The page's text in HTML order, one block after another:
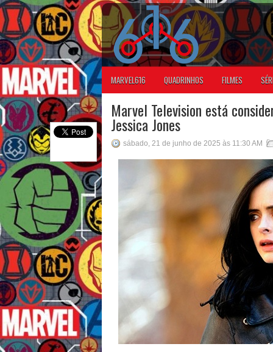
MARVEL616 QUADRINHOS FILMES
Marvel Television está
Jessica Jones
sábado, 21 de junho de 2025 às 11:30 AM